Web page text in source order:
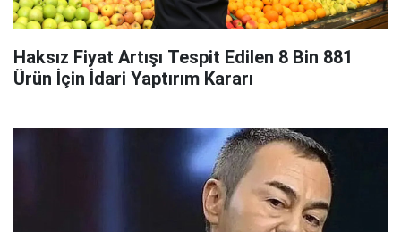
Haksız Fiyat Artışı Tespit Edilen 8 Bin 881
Ürün İçin İdari Yaptırım Kararı